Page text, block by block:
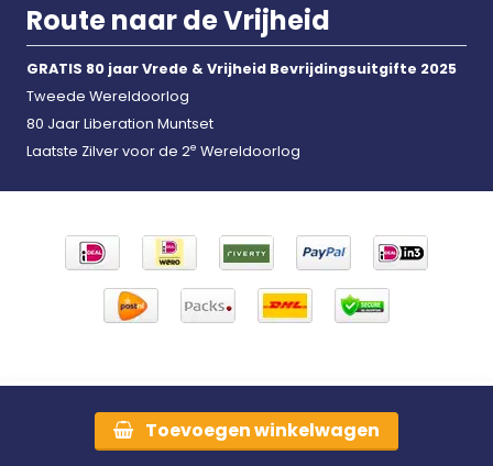
Route naar de Vrijheid
GRATIS 80 jaar Vrede & Vrijheid Bevrijdingsuitgifte 2025
Tweede Wereldoorlog
80 Jaar Liberation Muntset
Laatste Zilver voor de 2e Wereldoorlog
Toevoegenwinkelwagen